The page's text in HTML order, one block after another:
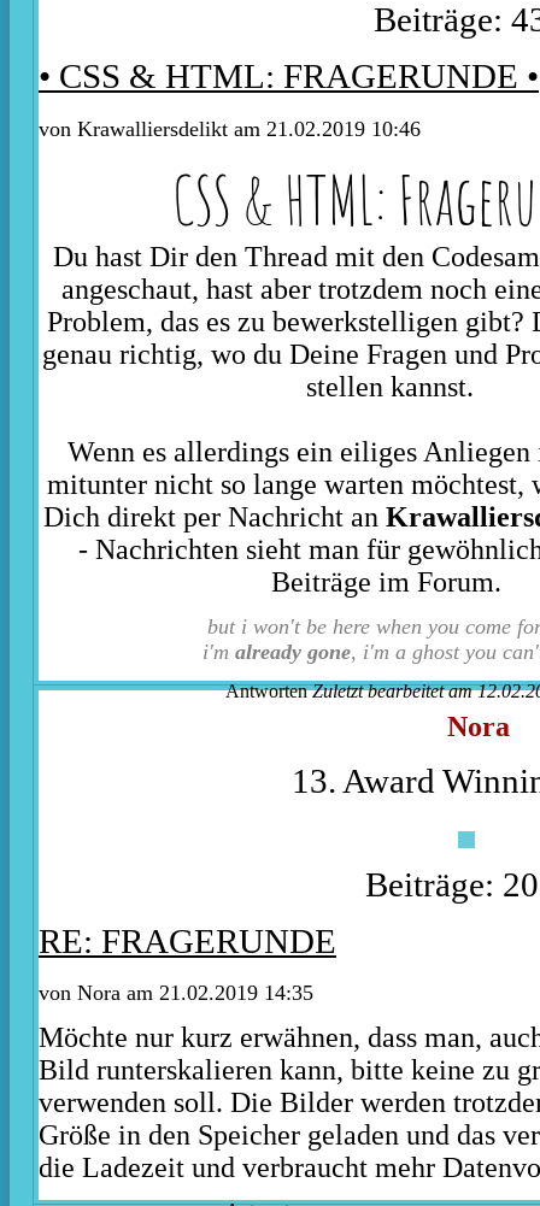
Beiträge:
• CSS & HTML: FRAGERUNDE •
von Krawalliersdelikt am 21.02.2019 10:46
CSS & HTML:
Du hast Dir den Thread mit den
angeschaut, hast aber trotzdem noch
Problem, das es zu bewerkstelligen gibt?
genau richtig, wo du Deine Fragen und
stellen kannst.
Wenn es allerdings ein eiliges
mitunter nicht so lange warten möchtest,
Dich direkt per Nachricht an
- Nachrichten sieht man für
Beiträge im Forum.
but i won't be here when you come
i'm already gone, i'm a ghost you
Antworten Zuletzt bearbeitet am
Nora
13. Award
Beiträge:
RE: FRAGERUNDE
von Nora am 21.02.2019 14:35
Möchte nur kurz erwähnen, dass man,
Bild runterskalieren kann, bitte keine zu
verwenden soll. Die Bilder werden
Größe in den Speicher geladen und das
die Ladezeit und verbraucht mehr